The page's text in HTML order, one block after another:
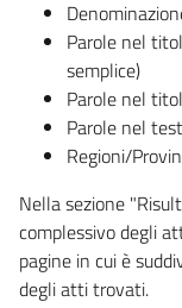
Parole nel
semplice)
Parole nel
Parole nel
Regioni/
Nella sezione
complessivo degli
pagine in cui è
degli atti trovati.